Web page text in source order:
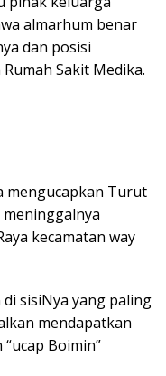
almarhum benar
dan posisi
Sakit Medika.
mengucapkan Turut
kecamatan way
sisiNya yang paling
mendapatkan
Boimin”